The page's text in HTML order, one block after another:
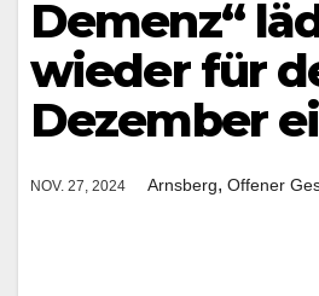
Demenz“
wieder für
Dezember
NOV. 27, 2024 Arnsberg, Offener